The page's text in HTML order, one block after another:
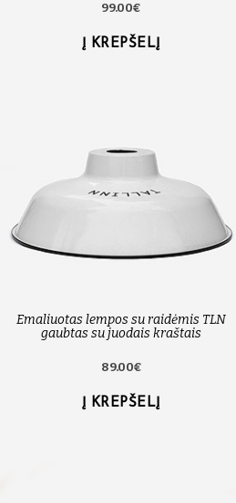
99.00€
Į KREPŠELĮ
Emaliuotas lempos su raidėmis TLN
gaubtas su juodais kraštais
89.00€
Į KREPŠELĮ